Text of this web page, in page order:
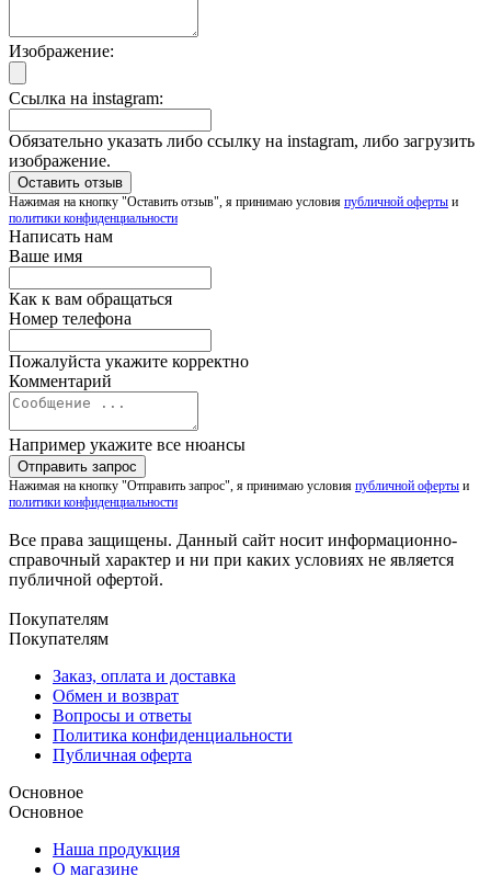
Изображение:
Ссылка на instagram:
Обязательно указать либо ссылку на instagram, либо загрузить
изображение.
Нажимая на кнопку "Оставить отзыв", я принимаю условия публичной оферты и
политики конфиденциальности
Написать нам
Ваше имя
Как к вам обращаться
Номер телефона
Пожалуйста укажите корректно
Комментарий
Например укажите все нюансы
Нажимая на кнопку "Отправить запрос", я принимаю условия публичной оферты и
политики конфиденциальности
Все права защищены. Данный сайт носит информационно-
справочный характер и ни при каких условиях не является
публичной офертой.
Покупателям
Покупателям
Заказ, оплата и доставка
Обмен и возврат
Вопросы и ответы
Политика конфиденциальности
Публичная оферта
Основное
Основное
Наша продукция
О магазине